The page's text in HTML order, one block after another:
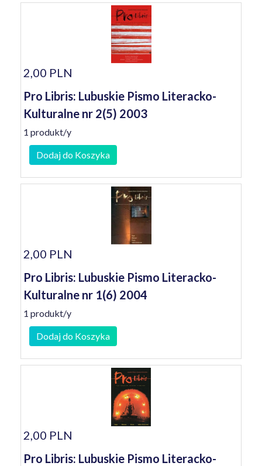
2,00 PLN
Pro Libris: Lubuskie Pismo Literacko-
Kulturalne nr 2(5) 2003
1 produkt/y
Dodaj do Koszyka
2,00 PLN
Pro Libris: Lubuskie Pismo Literacko-
Kulturalne nr 1(6) 2004
1 produkt/y
Dodaj do Koszyka
2,00 PLN
Pro Libris: Lubuskie Pismo Literacko-